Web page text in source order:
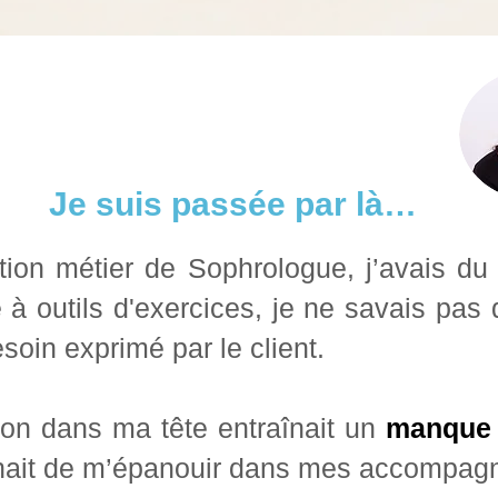
Je suis passée par là…
métier de Sophrologue, j’avais
outils d'exercices, je ne savais pas
exprimé par le client.
dans ma tête entraînait un
de m’épanouir dans mes